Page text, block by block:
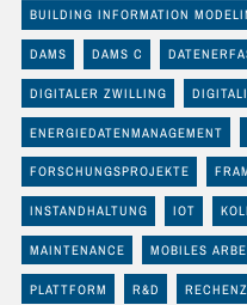
BUILDING INFORMATION
DAMS DAMS C
DIGITALER ZWILLING
ENERGIEDATENMANAGEMENT
FORSCHUNGSPROJEKTE
INSTANDHALTUNG IOT
MAINTENANCE MOBILES
PLATTFORM R&D